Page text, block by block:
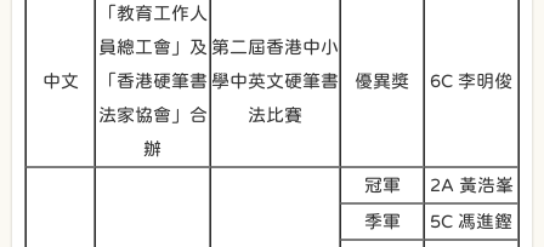
中文
「教育工作人
員總工會」及
「香港硬筆書
法家協會」合
辦
第二屆香港中小
學中英文硬筆書
法比賽
優異獎 6C 李明俊
冠軍
2A 黃浩峯
季軍
5C 馮進鏗